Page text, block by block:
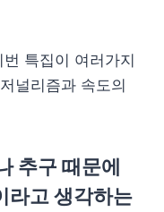
특집이 여러가지
널리즘과 속도의
추구 때문에
라고 생각하는